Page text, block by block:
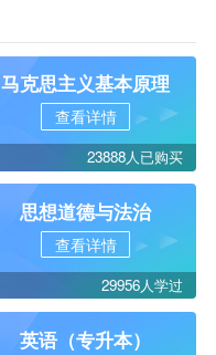
马克思主义基本原理
查看详情
23888人已购买
思想道德与法治
查看详情
29956人学过
英语（专升本）